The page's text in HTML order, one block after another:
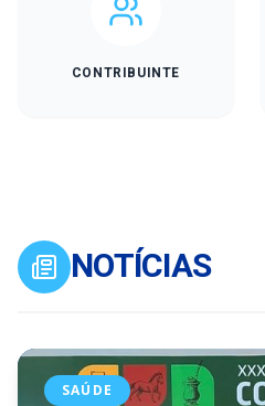
CONTRIBUINTE
NOTÍCIAS
SAÚDE